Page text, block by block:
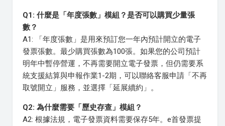
Q1: 什麼是「年度張數」模組？是否可以購買少量張
數？
A1: 「年度張數」是用來預訂您一年內預計開立的電子
發票張數。最少購買張數為100張。如果您的公司預計
明年中暫停營運，不再需要開立電子發票，但仍需要系
統支援結算與申報作業1-2期，可以聯絡客服申請「不再
取號開立」服務，並選擇「延展續約」。
Q2: 為什麼需要「歷史存查」模組？
A2: 根據法規，電子發票資料需要保存5年。e首發票提